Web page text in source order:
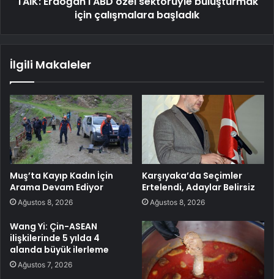
için çalışmalara başladık
İlgili Makaleler
Muş’ta Kayıp Kadın İçin
Arama Devam Ediyor
Ağustos 8, 2026
Karşıyaka’da Seçimler
Ertelendi, Adaylar Belirsiz
Ağustos 8, 2026
Wang Yi: Çin-ASEAN
ilişkilerinde 5 yılda 4
alanda büyük ilerleme
Ağustos 7, 2026